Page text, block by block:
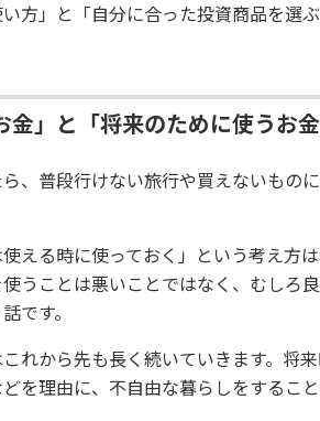
い方」と「自分に合った投資商品を選
金」と「将来のために使うお
、普段行けない旅行や買えないもの
使える時に使っておく」という考え方
うことは悪いことではなく、むしろ
です。
れから先も長く続いていきます。将
を理由に、不自由な暮らしをするこ